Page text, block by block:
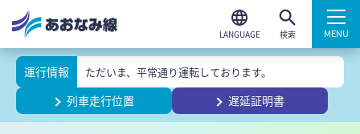
検索
運行情報 ただいま、平常通り運転しております。
列車走行位置 遅延証明書